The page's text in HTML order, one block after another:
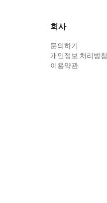
회사
문의하기
개인정보 처리방침
이용약관